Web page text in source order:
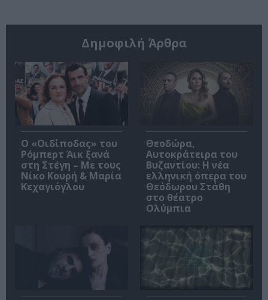
Δημοφιλή Άρθρα
O «Οιδίποδας» του
Ρόμπερτ Άικ ξανά
στη Στέγη – Με τους
Νίκο Κουρή & Μαρία
Κεχαγιόγλου
Θεοδώρα,
Αυτοκράτειρα του
Βυζαντίου: Η νέα
ελληνική όπερα του
Θεόδωρου Στάθη
στο θέατρο
Ολύμπια